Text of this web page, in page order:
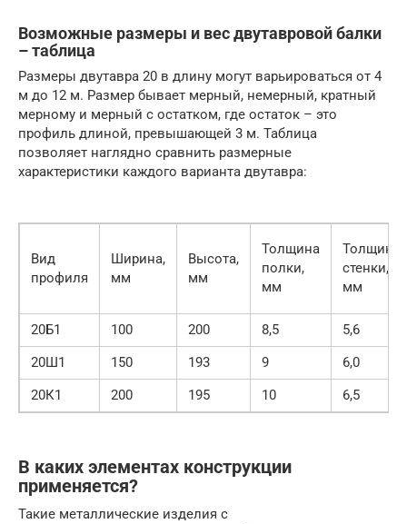
Возможные размеры и вес двутавровой балки
– таблица
Размеры двутавра 20 в длину могут варьироваться от 4
м до 12 м. Размер бывает мерный, немерный, кратный
мерному и мерный с остатком, где остаток – это
профиль длиной, превышающей 3 м. Таблица
позволяет наглядно сравнить размерные
характеристики каждого варианта двутавра:
Вид
профиля
Ширина,
мм
Высота,
мм
Толщина
полки,
мм
Толщина
стенки,
мм
20Б1 100 200 8,5
5,6
20Ш1
150 193 9
6,0
20К1
200 195 10 6,5
В каких элементах конструкции
применяется?
Такие металлические изделия с